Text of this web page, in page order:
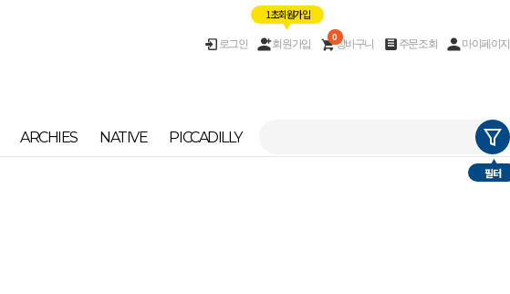
로그인 회원가입
1초 회원가입
장바구니
0
주문조회 마이페이지
ARCHIES NATIVE PICCADILLY
필터